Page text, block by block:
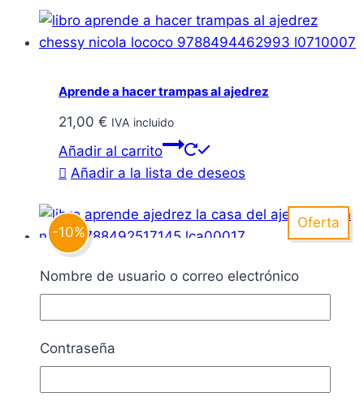
Aprende a hacer trampas al ajedrez
21,00 € IVA incluido
Añadir al carrito
Añadir a la lista de deseos
Oferta
-10%
Aprende ajedrez
original
Añadir al carrito
Añadir a la lista de deseos
Nombre de usuario o correo electrónico
Contraseña